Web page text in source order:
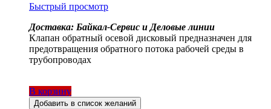
Быстрый просмотр
Доставка: Байкал-Сервис и Деловые линии
Клапан обратный осевой дисковый предназначен для
предотвращения обратного потока рабочей среды в
трубопроводах
В корзину
Добавить в список желаний